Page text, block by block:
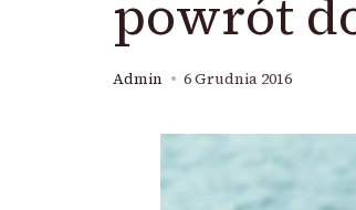
powrót
Admin 6 Grudnia 2016